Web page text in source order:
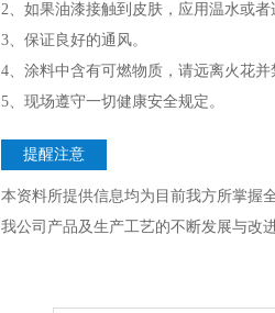
2、如果油漆接触到皮肤，应用温水或
3、保证良好的通风。
4、涂料中含有可燃物质，请远离火花并
5、现场遵守一切健康安全规定。
提醒注意
本资料所提供信息均为目前我方所掌握
我公司产品及生产工艺的不断发展与改